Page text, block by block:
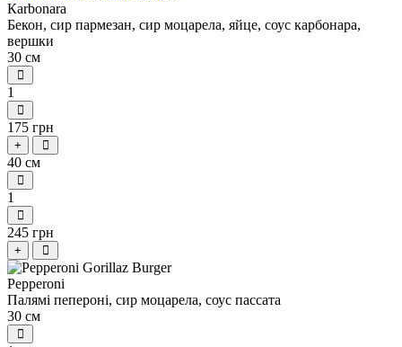
Кarbonara
Бекон, сир пармезан, сир моцарела, яйце, соус карбонара,
вершки
30 см
1
175 грн
+
40 см
1
245 грн
+
Рepperoni
Палямі пепероні, сир моцарела, соус пассата
30 см